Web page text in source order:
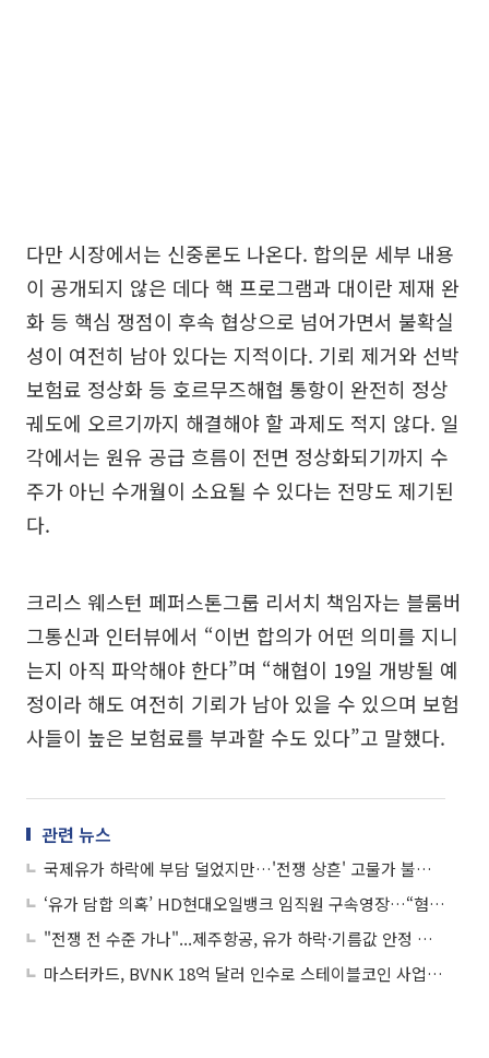
다만 시장에서는 신중론도 나온다. 합의문 세부 내용
이 공개되지 않은 데다 핵 프로그램과 대이란 제재 완
화 등 핵심 쟁점이 후속 협상으로 넘어가면서 불확실
성이 여전히 남아 있다는 지적이다. 기뢰 제거와 선박
보험료 정상화 등 호르무즈해협 통항이 완전히 정상
궤도에 오르기까지 해결해야 할 과제도 적지 않다. 일
각에서는 원유 공급 흐름이 전면 정상화되기까지 수
주가 아닌 수개월이 소요될 수 있다는 전망도 제기된
다.
크리스 웨스턴 페퍼스톤그룹 리서치 책임자는 블룸버
그통신과 인터뷰에서 “이번 합의가 어떤 의미를 지니
는지 아직 파악해야 한다”며 “해협이 19일 개방될 예
정이라 해도 여전히 기뢰가 남아 있을 수 있으며 보험
사들이 높은 보험료를 부과할 수도 있다”고 말했다.
관련 뉴스
국제유가 하락에 부담 덜었지만…'전쟁 상흔' 고물가 불씨 여전
‘유가 담합 의혹’ HD현대오일뱅크 임직원 구속영장…“혐의 적극 소명”
"전쟁 전 수준 가나"...제주항공, 유가 하락·기름값 안정 기대감에 23% 급등
마스터카드, BVNK 18억 달러 인수로 스테이블코인 사업 본격 확장